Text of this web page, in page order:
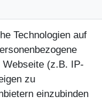
Technologien auf
Webseite (z.B. IP-
zu
einzubinden